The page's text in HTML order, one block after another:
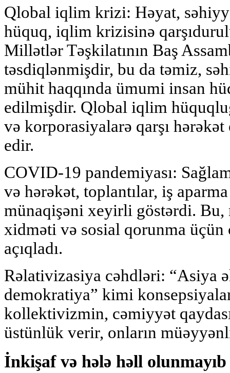
Qlobal iqlim krizi: Həyat,
hüquq, iqlim krizisinə
Millətlər Təşkilatının Baş
təsdiqlənmişdir, bu da təmiz,
mühit haqqında ümumi insan
edilmişdir. Qlobal iqlim
və korporasiyalarə qarşı
edir.
COVID-19 pandemiyası:
və hərəkət, toplantılar, iş
münaqişəni xeyirli göstərdi.
xidməti və sosial qorunma
açıqladı.
Rəlativizasiya cəhdləri: “Asiya
demokratiya” kimi
kollektivizmin, cəmiyyət
üstünlük verir, onların
İnkişaf və hələ həll